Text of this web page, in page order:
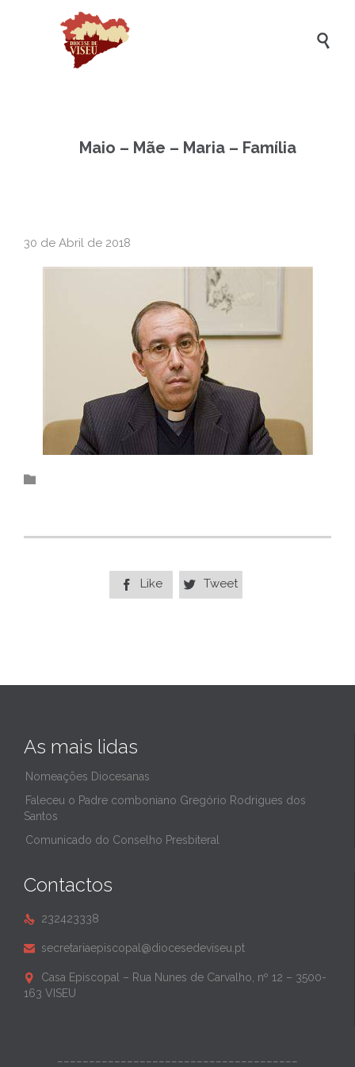

Maio – Mãe – Maria – Família
30 de Abril de 2018

 Like  Tweet
As mais lidas
Nomeações Diocesanas
Faleceu o Padre comboniano Gregório Rodrigues dos
Santos
Comunicado do Conselho Presbiteral
Contactos
 232423338
 secretariaepiscopal@diocesedeviseu.pt

Casa Episcopal – Rua Nunes de Carvalho, nº 12 – 3500-
163 VISEU